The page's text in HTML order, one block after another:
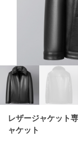
レザージャケット
ャケット